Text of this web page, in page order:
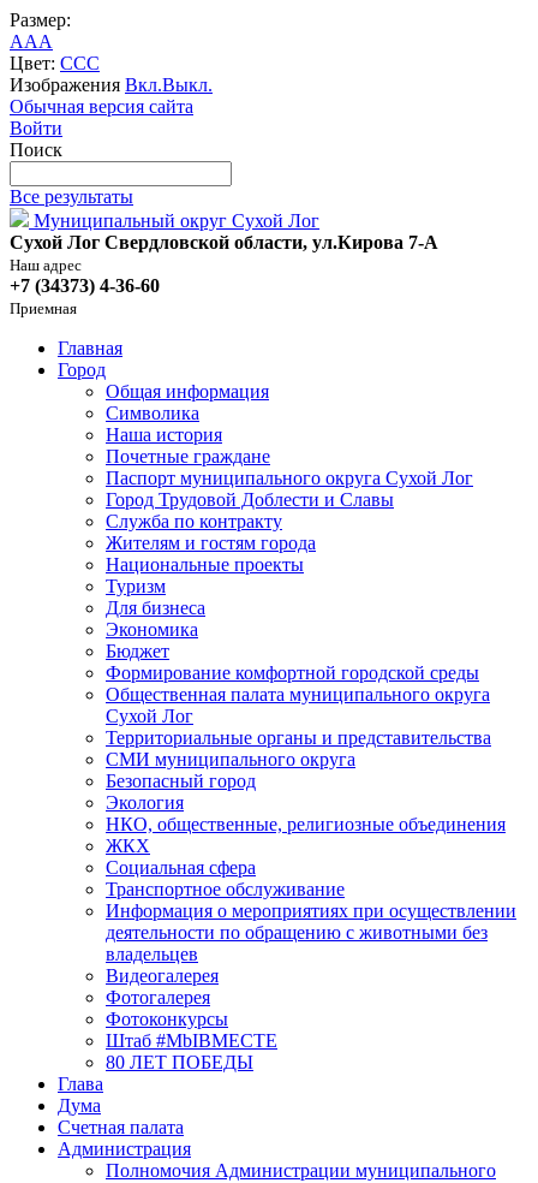
Размер:
AAA
Цвет: CCC
Изображения Вкл.Выкл.
Обычная версия сайта
Войти
Поиск
Все результаты
Муниципальный округ Сухой Лог
Сухой Лог Свердловской области, ул.Кирова 7-А
Наш адрес
+7 (34373) 4-36-60
Приемная
Главная
Город
Общая информация
Символика
Наша история
Почетные граждане
Паспорт муниципального округа Сухой Лог
Город Трудовой Доблести и Славы
Служба по контракту
Жителям и гостям города
Национальные проекты
Туризм
Для бизнеса
Экономика
Бюджет
Формирование комфортной городской среды
Общественная палата муниципального округа
Сухой Лог
Территориальные органы и представительства
СМИ муниципального округа
Безопасный город
Экология
НКО, общественные, религиозные объединения
ЖКХ
Социальная сфера
Транспортное обслуживание
Информация о мероприятиях при осуществлении
деятельности по обращению с животными без
владельцев
Видеогалерея
Фотогалерея
Фотоконкурсы
Штаб #MbIBMECTE
80 ЛЕТ ПОБЕДЫ
Глава
Дума
Счетная палата
Администрация
Полномочия Администрации муниципального